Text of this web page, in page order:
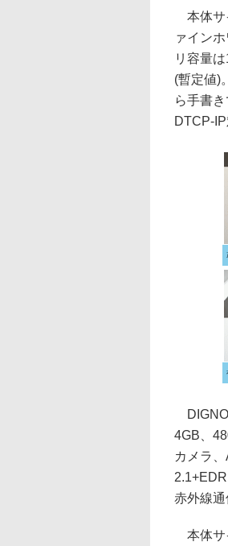
本体サ
ァイン
リ容量
(暫定値)
ら手書
DTCP-
DIGNO
4GB、
カメラ
赤外線通
本体サ